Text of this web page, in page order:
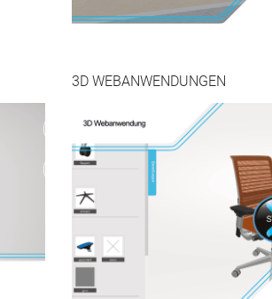
3D WEBANWENDUNGEN